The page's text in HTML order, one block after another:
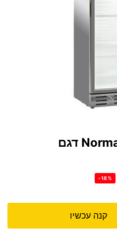
מקרר ויטרינה Normande דגם
-18%
קנה עכשיו